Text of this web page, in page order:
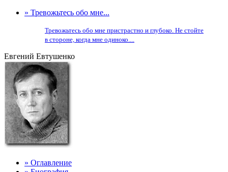
» Тревожьтесь обо мне...
Тревожьтесь обо мне пристрастно и глубоко. Не стойте
в стороне, когда мне одиноко....
Евгений Евтушенко
» Оглавление